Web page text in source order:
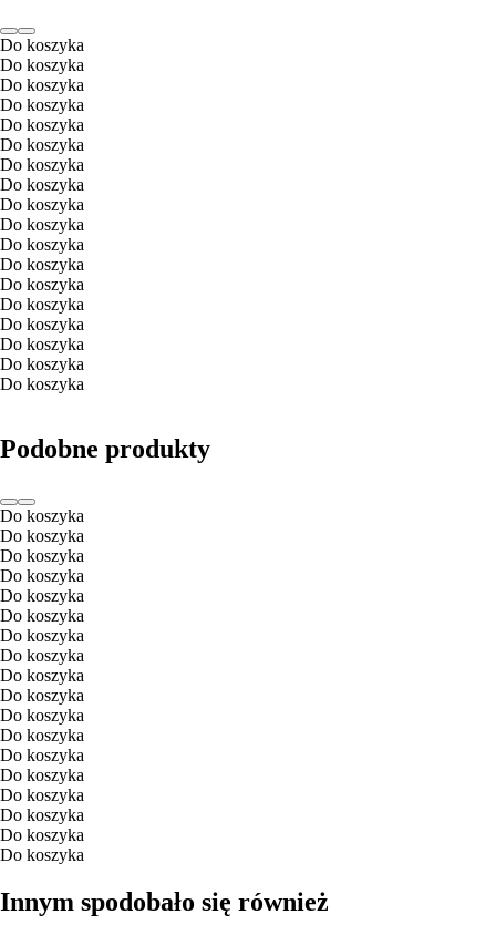
Do koszyka
Do koszyka
Do koszyka
Do koszyka
Do koszyka
Do koszyka
Do koszyka
Do koszyka
Do koszyka
Do koszyka
Do koszyka
Do koszyka
Do koszyka
Do koszyka
Do koszyka
Do koszyka
Do koszyka
Do koszyka
Podobne produkty
Do koszyka
Do koszyka
Do koszyka
Do koszyka
Do koszyka
Do koszyka
Do koszyka
Do koszyka
Do koszyka
Do koszyka
Do koszyka
Do koszyka
Do koszyka
Do koszyka
Do koszyka
Do koszyka
Do koszyka
Do koszyka
Innym spodobało się również